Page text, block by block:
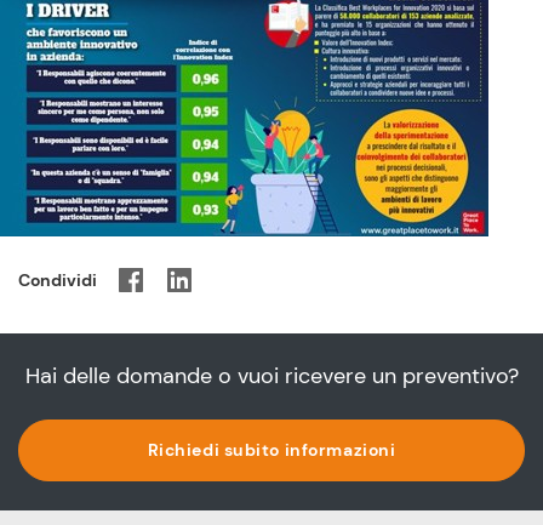
Condividi
Hai delle domande o vuoi ricevere un preventivo?
Richiedi subito informazioni